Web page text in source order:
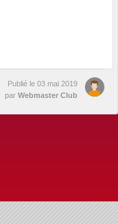
Publié le 03 mai 2019
par Webmaster Club